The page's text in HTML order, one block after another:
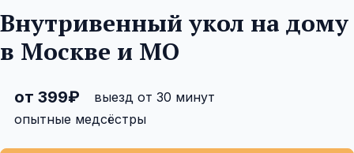
Внутривенный укол на дому
в Москве и МО
от 399₽
выезд от 30 минут
опытные медсёстры